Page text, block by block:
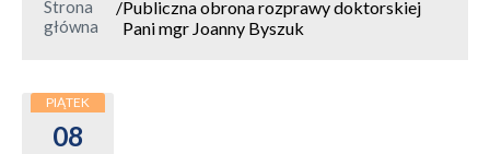
Strona
główna
/Publiczna obrona rozprawy doktorskiej
Pani mgr Joanny Byszuk
PIĄTEK
08